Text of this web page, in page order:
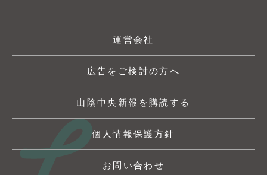
運営会社
広告をご検討の方へ
山陰中央新報を購読する
個人情報保護方針
お問い合わせ